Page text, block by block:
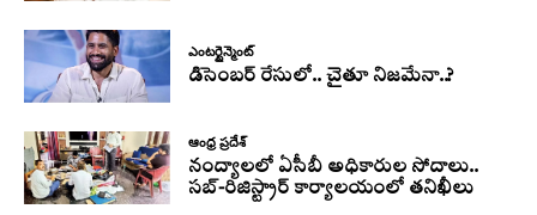
ఎంటర్టైన్మెంట్
డిసెంబర్ రేసులో.. చైతూ నిజమేనా..?
ఆంధ్ర ప్రదేశ్
నంద్యాలలో ఏసీబీ అధికారుల సోదాలు..
సబ్-రిజిస్ట్రార్ కార్యాలయంలో తనిఖీలు